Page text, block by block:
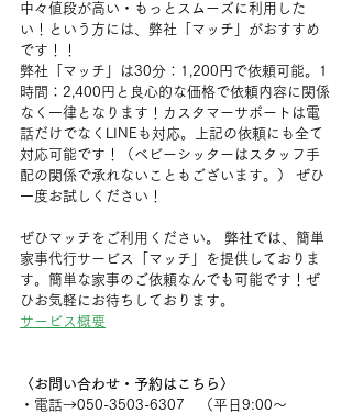
中々値段が高い・もっとスムーズに利用した
い！という方には、弊社「マッチ」がおすすめ
です！！
弊社「マッチ」は30分：1,200円で依頼可能。1
時間：2,400円と良心的な価格で依頼内容に関係
なく一律となります！カスタマーサポートは電
話だけでなくLINEも対応。上記の依頼にも全て
対応可能です！（ベビーシッターはスタッフ手
配の関係で承れないこともございます。） ぜひ
一度お試しください！
ぜひマッチをご利用ください。 弊社では、簡単
家事代行サービス「マッチ」を提供しておりま
す。簡単な家事のご依頼なんでも可能です！ぜ
ひお気軽にお待ちしております。
サービス概要
〈お問い合わせ・予約はこちら〉
・電話→050-3503-6307　（平日9:00〜